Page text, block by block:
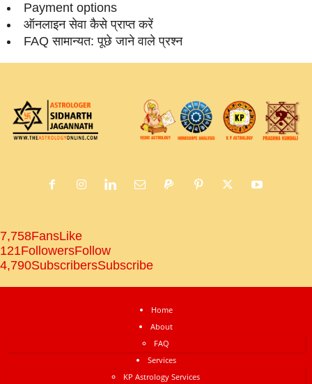
Payment options
ऑनलाइन सेवा कैसे प्राप्‍त करें
FAQ सामान्‍यत: पूछे जाने वाले प्रश्‍न
7,758FansLike
121FollowersFollow
4,790SubscribersSubscribe
Home
About
FAQ
Services
KP Astrology Services